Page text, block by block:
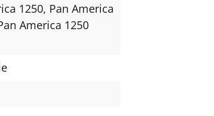
1250, Pan America
America 1250